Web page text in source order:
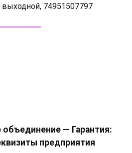
выходной, 74951507797
— Гарантия:
предприятия